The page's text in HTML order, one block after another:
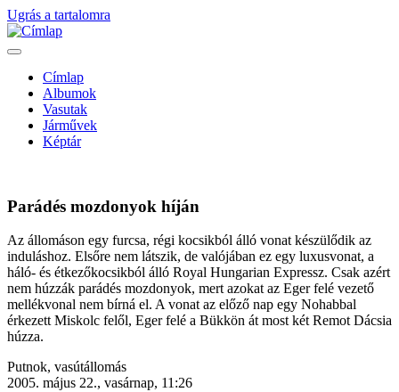
Ugrás a tartalomra
navigáció
Címlap
Albumok
Vasutak
Járművek
Képtár
Parádés mozdonyok híján
Az állomáson egy furcsa, régi kocsikból álló vonat készülődik az
induláshoz. Elsőre nem látszik, de valójában ez egy luxusvonat, a
háló- és étkezőkocsikból álló Royal Hungarian Expressz. Csak azért
nem húzzák parádés mozdonyok, mert azokat az Eger felé vezető
mellékvonal nem bírná el. A vonat az előző nap egy Nohabbal
érkezett Miskolc felől, Eger felé a Bükkön át most két Remot Dácsia
húzza.
Helyszín
(képaláírás
Putnok, vasútállomás
2005. május 22., vasárnap, 11:26